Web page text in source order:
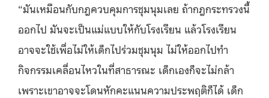
“มันเหมือนกับกฎควบคุมการชุมนุมเลย ถ้ากฎกระทรวงนี้
ออกไป มันจะเป็นแม่แบบให้กับโรงเรียน แล้วโรงเรียน
อาจจะใช้เพื่อไม่ให้เด็กไปร่วมชุมนุม ไม่ให้ออกไปทำ
กิจกรรมเคลื่อนไหวในที่สาธารณะ เด็กเองก็จะไม่กล้า
เพราะเขาอาจจะโดนหักคะแนนความประพฤติก็ได้ เด็ก